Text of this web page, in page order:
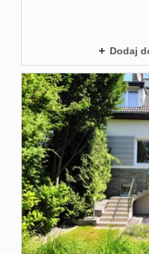
Dodaj